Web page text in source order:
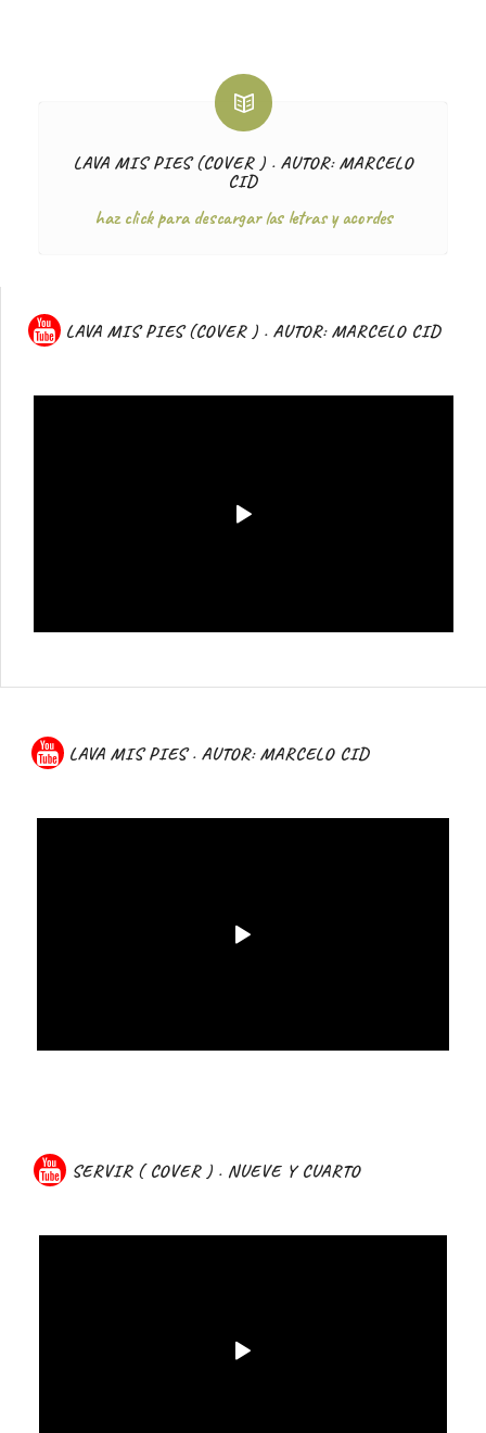
LAVA MIS PIES (COVER ) . AUTOR: MARCELO
CID
haz click para descargar las letras y acordes
LAVA MIS PIES (COVER ) . AUTOR: MARCELO CID
LAVA MIS PIES . AUTOR: MARCELO CID
SERVIR ( COVER ) . NUEVE Y CUARTO